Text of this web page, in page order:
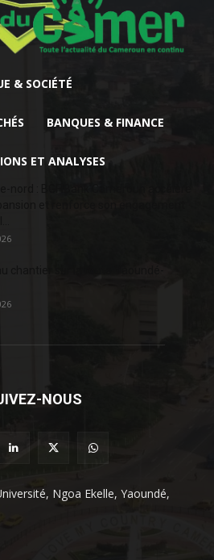
& SOCIÉTÉ
BANQUES & FINANCE
ET ANALYSES
NOUS
Ngoa Ekelle, Yaoundé,